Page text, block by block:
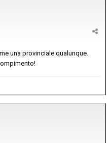
una provinciale qualunque.